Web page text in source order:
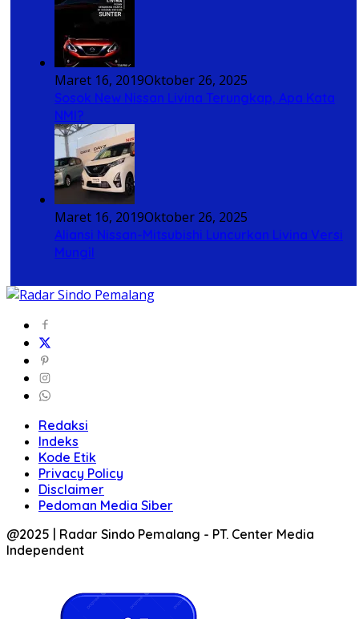
Maret 16, 2019Oktober 26, 2025
Sosok New Nissan Livina Terungkap, Apa Kata
NMI?
Maret 16, 2019Oktober 26, 2025
Aliansi Nissan-Mitsubishi Luncurkan Livina Versi
Mungil
Redaksi
Indeks
Kode Etik
Privacy Policy
Disclaimer
Pedoman Media Siber
@2025 | Radar Sindo Pemalang - PT. Center Media
Independent